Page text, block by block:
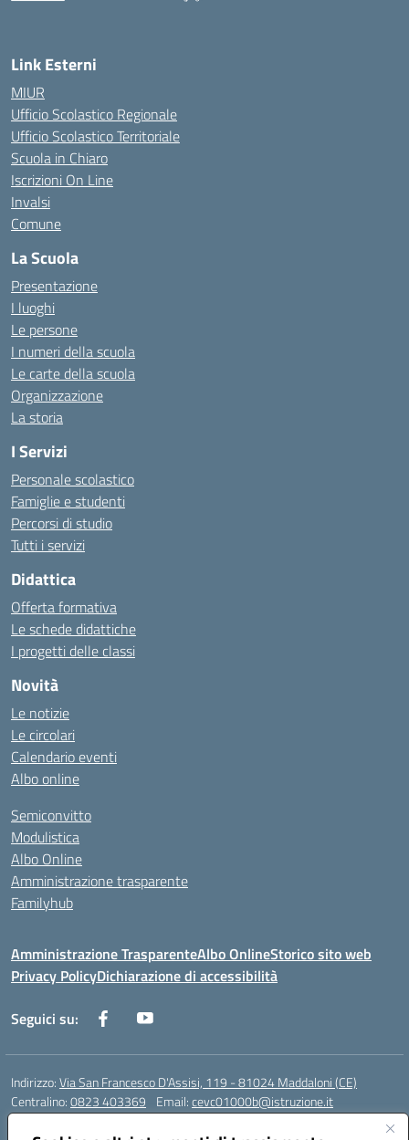
Link Esterni
MIUR
Ufficio Scolastico Regionale
Ufficio Scolastico Territoriale
Scuola in Chiaro
Iscrizioni On Line
Invalsi
Comune
La Scuola
Presentazione
I luoghi
Le persone
I numeri della scuola
Le carte della scuola
Organizzazione
La storia
I Servizi
Personale scolastico
Famiglie e studenti
Percorsi di studio
Tutti i servizi
Didattica
Offerta formativa
Le schede didattiche
I progetti delle classi
Novità
Le notizie
Le circolari
Calendario eventi
Albo online
Semiconvitto
Modulistica
Albo Online
Amministrazione trasparente
Familyhub
Amministrazione TrasparenteAlbo OnlineStorico sito web
Privacy PolicyDichiarazione di accessibilità
Seguici su:
Indirizzo:Via San Francesco D'Assisi, 119 - 81024 Maddaloni (CE)
Centralino:0823 403369 Email:cevc01000b@istruzione.it
Posta elettronica certificata (PEC):